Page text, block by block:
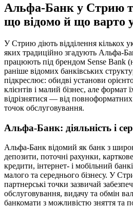
Альфа-Банк у Стрию
що відомо й що варто
У Стрию діють відділення кількох
яких традиційно згадують Альфа-
працюють під брендом Sense Bank
раніше відомих банківських
підкреслює: обидві установи
клієнтів і малий бізнес, але формат
відрізнятися — від повноформатних
точок обслуговування.
Альфа-Банк: діяльність і
Альфа-Банк відомий як банк з
депозити, поточні рахунки,
кредити, інтернет- і мобільний
малого та середнього бізнесу. У
партнерські точки зазвичай
обслуговування, видачу та обмін
банкомати з можливістю зняття та